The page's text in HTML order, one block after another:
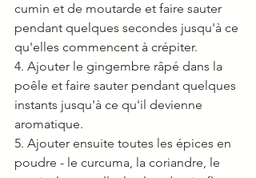
cumin et de moutarde et faire sauter
pendant quelques secondes jusqu'à ce
qu'elles commencent à crépiter.
4. Ajouter le gingembre râpé dans la
poêle et faire sauter pendant quelques
instants jusqu'à ce qu'il devienne
aromatique.
5. Ajouter ensuite toutes les épices en
poudre - le curcuma, la coriandre, le